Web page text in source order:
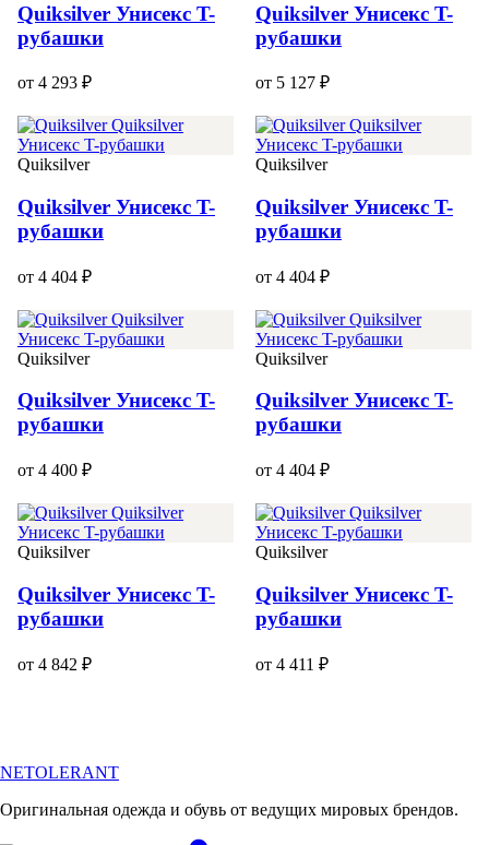
Quiksilver Унисекс T-
рубашки
от 4 293 ₽
Quiksilver Унисекс T-
рубашки
от 5 127 ₽
Quiksilver
Quiksilver Унисекс T-
рубашки
от 4 404 ₽
Quiksilver
Quiksilver Унисекс T-
рубашки
от 4 404 ₽
Quiksilver
Quiksilver Унисекс T-
рубашки
от 4 400 ₽
Quiksilver
Quiksilver Унисекс T-
рубашки
от 4 404 ₽
Quiksilver
Quiksilver Унисекс T-
рубашки
от 4 842 ₽
Quiksilver
Quiksilver Унисекс T-
рубашки
от 4 411 ₽
NETOLERANT
Оригинальная одежда и обувь от ведущих мировых брендов.